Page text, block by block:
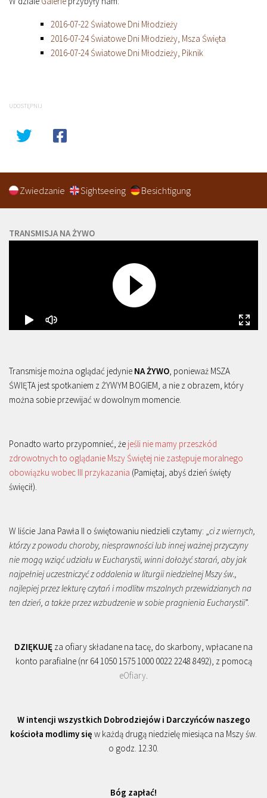
2016-07-22 Światowe Dni Młodzieży
2016-07-24 Światowe Dni Młodzieży, Msza Święta
2016-07-24 Światowe Dni Młodzieży, Piknik
UDOSTĘPNIJ
Zwiedzanie Sightseeing Besichtigung
TRANSMISJA NA ŻYWO
Transmisje można oglądać jedynie NA ŻYWO, ponieważ MSZA
ŚWIĘTA jest spotkaniem z ŻYWYM BOGIEM, a nie z obrazem, który
można sobie przewijać w dowolnym momencie.
Ponadto warto przypomnieć, że jeśli nie mamy przeszkód
zdrowotnych to oglądanie Mszy Świętej nie zastępuje moralnego
obowiązku wobec III przykazania (Pamiętaj, abyś dzień święty
święcił).
W liście Jana Pawła II o świętowaniu niedzieli czytamy: „ci z wiernych,
którzy z powodu choroby, niesprawności lub innej ważnej przyczyny
nie mogą wziąć udziału w Eucharystii, winni dołożyć starań, aby jak
najpełniej uczestniczyć z oddalenia w liturgii niedzielnej Mszy św.,
najlepiej przez lekturę czytań i modlitw mszalnych przewidzianych na
ten dzień, a także przez wzbudzenie w sobie pragnienia Eucharystii”.
DZIĘKUJĘ za ofiary składane na tacę, do skarbony, wpłacane na
konto parafialne (nr 64 1050 1575 1000 0022 2248 8492), z pomocą
eOfiary.
W intencji wszystkich Dobrodziejów i Darczyńców naszego
kościoła modlimy się w każdą drugą niedzielę miesiąca na Mszy św.
o godz. 12.30.
Bóg zapłać!